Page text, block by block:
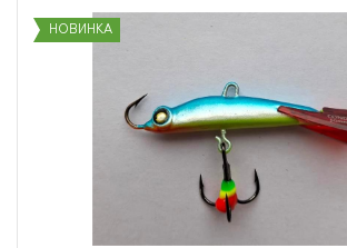
НОВИНКА